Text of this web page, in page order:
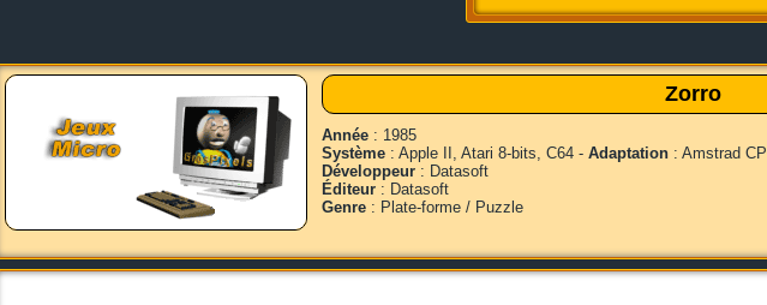
Zorro
Année : 1985
Système : Apple II, Atari 8-bits, C64 - Adaptation : Amstrad
Développeur : Datasoft
Éditeur : Datasoft
Genre : Plate-forme / Puzzle